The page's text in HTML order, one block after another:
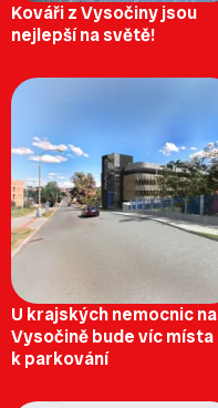
Kováři z Vysočiny jsou
nejlepší na světě!
U krajských nemocnic na
Vysočině bude víc místa
k parkování